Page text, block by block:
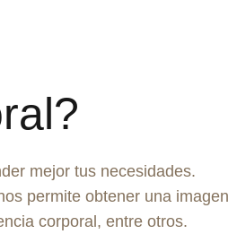
mejor tus necesidades.
permite obtener una imagen
corporal, entre otros.